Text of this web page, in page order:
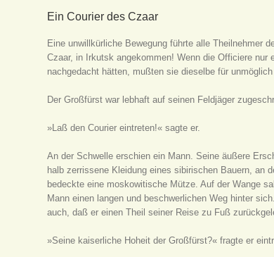
Ein Courier des Czaar
Eine unwillkürliche Bewegung führte alle Theilnehmer
Czaar, in Irkutsk angekommen! Wenn die Officiere
nachgedacht hätten, mußten sie dieselbe für unmöglich
Der Großfürst war lebhaft auf seinen Feldjäger
»Laß den Courier eintreten!« sagte er.
An der Schwelle erschien ein Mann. Seine äußere
halb zerrissene Kleidung eines sibirischen Bauern, an
bedeckte eine moskowitische Mütze. Auf der Wange
Mann einen langen und beschwerlichen Weg hinter
auch, daß er einen Theil seiner Reise zu Fuß
»Seine kaiserliche Hoheit der Großfürst?« fragte er